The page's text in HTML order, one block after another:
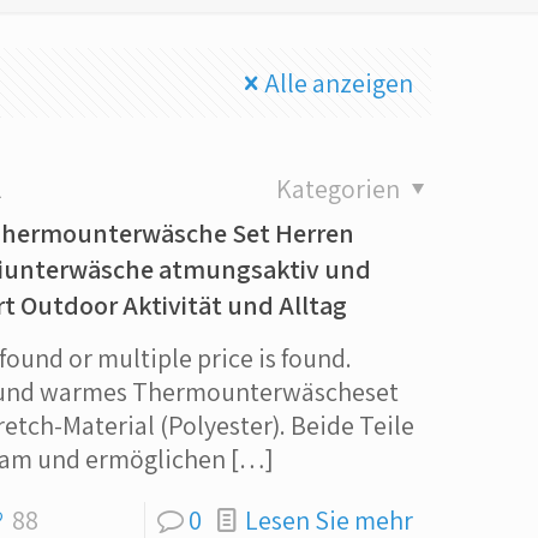
Alle anzeigen
Kategorien
Set Herren
atmungsaktiv und
Outdoor Aktivität und Alltag
or multiple price is found.
warmes Thermounterwäscheset
Material (Polyester). Beide Teile
und ermöglichen […]
88
0 Lesen Sie mehr